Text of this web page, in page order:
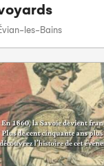
les-Bains